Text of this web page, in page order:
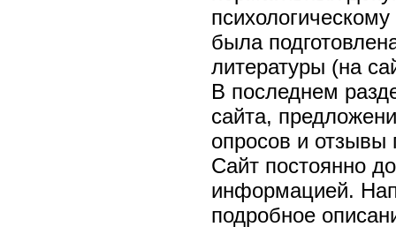
была
литературы (на
В последнем
сайта,
опросов и отзывы
Сайт постоянно
информацией.
подробное